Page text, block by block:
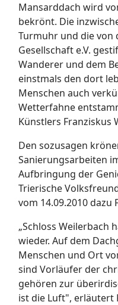
Mansarddach wird
bekrönt. Die
Turmuhr und die von
Gesellschaft e.V.
Wanderer und dem
einstmals den dort
Menschen auch
Wetterfahne
Künstlers Franziskus
Den sozusagen
Sanierungsarbeiten
Aufbringung der
Trierische
vom 14.09.2010 dazu
„Schloss Weilerbach
wieder. Auf dem
Menschen und Ort
sind Vorläufer der
gehören zur
ist die Luft", erläutert